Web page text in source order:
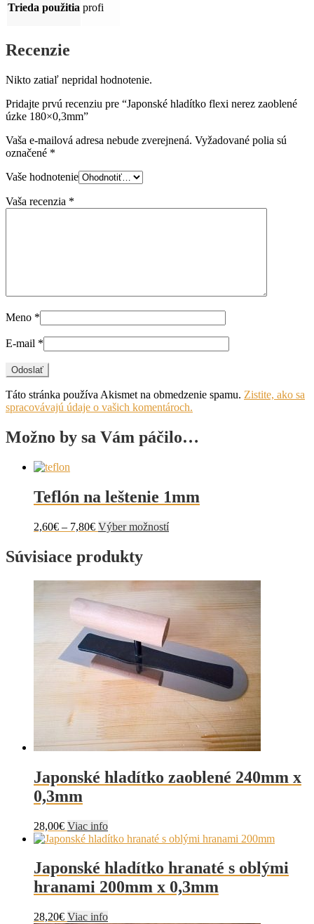
Trieda použitia profi
Recenzie
Nikto zatiaľ nepridal hodnotenie.
Pridajte prvú recenziu pre “Japonské hladítko flexi nerez zaoblené
úzke 180×0,3mm”
Vaša e-mailová adresa nebude zverejnená. Vyžadované polia sú
označené *
Vaše hodnotenie
Vaša recenzia *
Meno *
E-mail *
Táto stránka používa Akismet na obmedzenie spamu. Zistite, ako sa
spracovávajú údaje o vašich komentároch.
Možno by sa Vám páčilo…
Teflón na leštenie 1mm
2,60€ – 7,80€Price
2,60€
through
Výber možnostíTento
Možnosti
môžete
vybrať
na
stránke
produktu.
Súvisiace produkty
Japonské hladítko zaoblené 240mm x
0,3mm
28,00€ Viac info
Japonské hladítko hranaté s oblými
hranami 200mm x 0,3mm
28,20€ Viac info